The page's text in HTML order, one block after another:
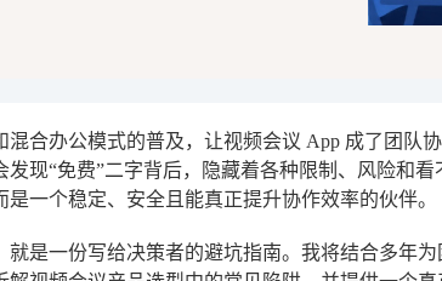
混合办公模式的普及，让视频会议 App 成了团队
发现“免费”二字背后，隐藏着各种限制、风险和
是一个稳定、安全且能真正提升协作效率的伙伴。
就是一份写给决策者的避坑指南。我将结合多年